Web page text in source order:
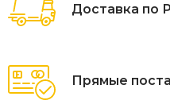
Доставка по
Прямые